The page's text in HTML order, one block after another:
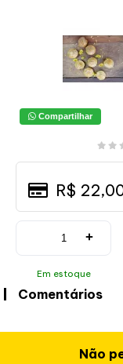
Compartilhar
R$
+
Em estoque
Comentários
Não